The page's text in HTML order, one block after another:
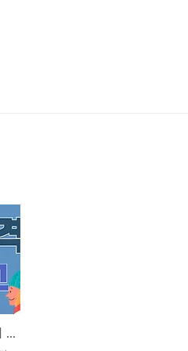
2024 스키장 리프트권 가격 거리 장단점 비교